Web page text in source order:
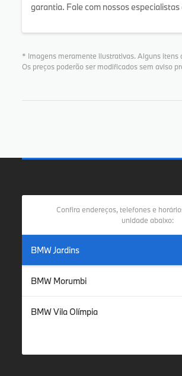
garantia. Fale com nossos
* Imagens meramente ilustrativas. Alguns itens
Os preços poderão ser modificados sem aviso
Confira endereços, telefones e
unidade abaixo:
BMW Jardins
BMW Morumbi
BMW Vila Olímpia